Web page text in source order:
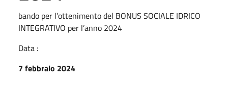
bando per l’ottenimento del BONUS SOCIALE IDRICO
INTEGRATIVO per l’anno 2024
Data :
7 febbraio 2024